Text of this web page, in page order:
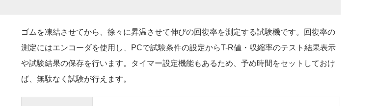
ゴムを凍結させてから、徐々に昇温させて伸びの回復率を測定する試験機です。回復率の
測定にはエンコーダを使用し、PCで試験条件の設定からT-R値・収縮率のテスト結果表示
や試験結果の保存を行います。タイマー設定機能もあるため、予め時間をセットしておけ
ば、無駄なく試験が行えます。